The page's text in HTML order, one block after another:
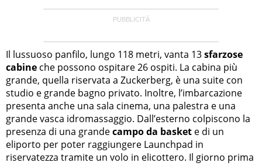
Il lussuoso panfilo, lungo 118 metri, vanta 13sfarzose
cabine che possono ospitare 26 ospiti. La cabina più
grande, quella riservata a Zuckerberg, è una suite con
studio e grande bagno privato. Inoltre, l’imbarcazione
presenta anche una sala cinema, una palestra e una
grande vasca idromassaggio. Dall’esterno colpiscono la
presenza di una grandecampo da basket e di un
eliporto per poter raggiungere Launchpad in
riservatezza tramite un volo in elicottero. Il giorno prima